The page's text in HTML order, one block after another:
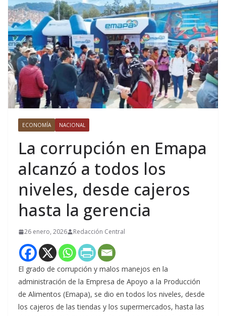
ECONOMÍA NACIONAL
La corrupción en Emapa
alcanzó a todos los
niveles, desde cajeros
hasta la gerencia
26 enero, 2026 Redacción Central
El grado de corrupción y malos manejos en la
administración de la Empresa de Apoyo a la Producción
de Alimentos (Emapa), se dio en todos los niveles, desde
los cajeros de las tiendas y los supermercados, hasta las